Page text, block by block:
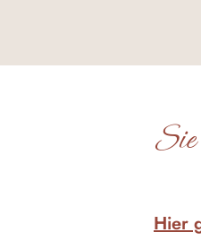
Sie
Hier